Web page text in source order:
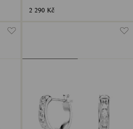
2 290 Kč